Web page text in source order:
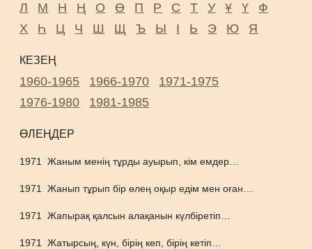
Л
М Н Ң О Ө П Р С Т У Ұ Ү
Ф
Х
Һ Ц Ч Ш Щ Ъ Ы І Ь Э Ю Я
КЕЗЕҢ
1960-1965 1966-1970
1971-1975
1976-1980
1981-1985
ӨЛЕҢДЕР
1971 Жаным менің тұрды ауырып, кім емдер…
1971 Жанып тұрып бір өлең оқыр едім мен оған…
1971 Жапырақ қалсын алақанын күлбіретіп…
1971 Жатырсың, күн, бірің кеп, бірің кетіп…